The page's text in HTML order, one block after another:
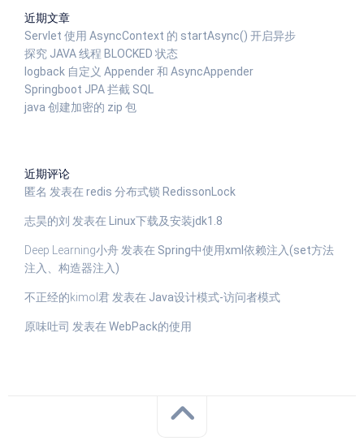
近期文章
Servlet 使用 AsyncContext 的 startAsync() 开启异步
探究 JAVA 线程 BLOCKED 状态
logback 自定义 Appender 和 AsyncAppender
Springboot JPA 拦截 SQL
java 创建加密的 zip 包
近期评论
匿名 发表在 redis 分布式锁 RedissonLock
志昊的刘 发表在 Linux下载及安装jdk1.8
Deep Learning小舟 发表在 Spring中使用xml依赖注入(set方法
注入、构造器注入)
不正经的kimol君 发表在 Java设计模式-访问者模式
原味吐司 发表在 WebPack的使用